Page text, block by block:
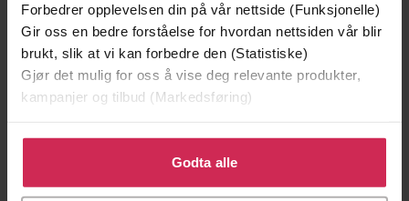
Forbedrer opplevelsen din på vår nettside (Funksjonelle)
Gir oss en bedre forståelse for hvordan nettsiden vår blir
brukt, slik at vi kan forbedre den (Statistiske)
Gjør det mulig for oss å vise deg relevante produkter,
kampanjer og tilbud (Markedsføring)
Klikk på «Godta alle» for å gi oss ditt samtykke til å
bruke cookies for alle disse formålene. Du kan også
tilpasse ditt samtykke til spesifikke formål ved å klikke
Godta alle
149,-
Jenta som ble igjen
Jojo Moyes
Tante Ulrikkes vei